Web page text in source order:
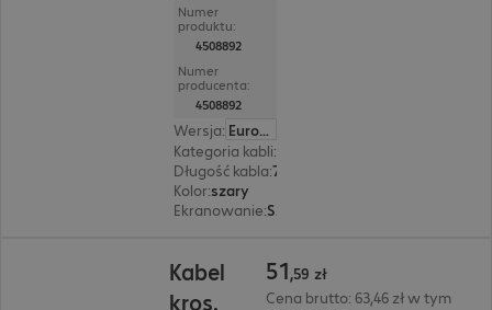
Numer
produktu:
4508892
Numer
producenta:
4508892
Wersja:
Europa
Kategoria kabli:
Długość kabla:
Kolor:szary
Ekranowanie:
Kabel
kros.
51,59 zł
Cena brutto: 63,46 zł w tym